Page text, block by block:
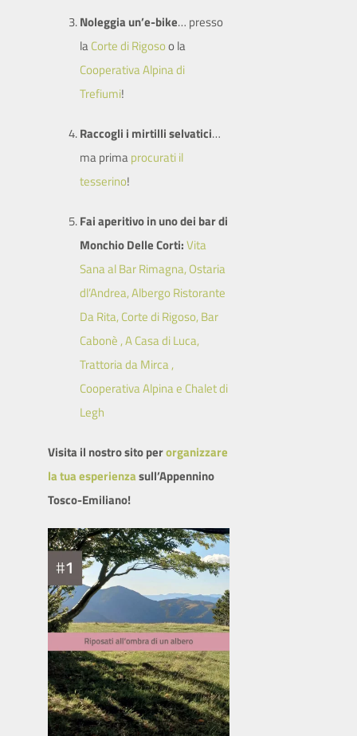
Noleggia un’e-bike… presso
laCorte di Rigosoo la
Cooperativa Alpina di
Trefiumi!
Raccogli i mirtilli selvatici…
ma primaprocurati il
tesserino!
Fai aperitivo in uno dei bar di
Monchio Delle Corti:Vita
Sana al Bar Rimagna, Ostaria
dl’Andrea, Albergo Ristorante
Da Rita, Corte di Rigoso, Bar
Cabonè , A Casa di Luca,
Trattoria da Mirca ,
Cooperativa Alpina e Chalet di
Legh
Visita il nostro sito perorganizzare
la tua esperienzasull’Appennino
Tosco-Emiliano!